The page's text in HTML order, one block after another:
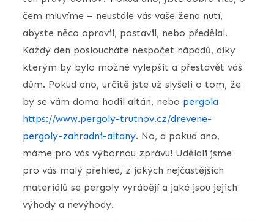
čem mluvíme – neustále vás vaše žena nutí,
abyste něco opravil, postavil, nebo předělal.
Každý den posloucháte nespočet nápadů, díky
kterým by bylo možné vylepšit a přestavět váš
dům. Pokud ano, určitě jste už slyšeli o tom, že
by se vám doma hodil altán, nebo pergola
https://www.pergoly-trutnov.cz/drevene-
pergoly-zahradni-altany. No, a pokud ano,
máme pro vás výbornou zprávu! Udělali jsme
pro vás malý přehled, z jakých nejčastějších
materiálů se pergoly vyrábějí a jaké jsou jejich
výhody a nevýhody.